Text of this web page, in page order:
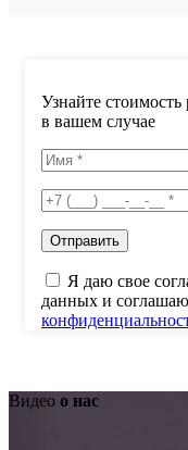
Узнайте стоимость
в вашем случае
Я даю свое
данных и
Видео о нас